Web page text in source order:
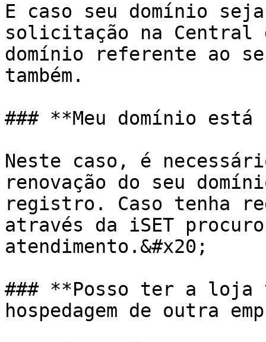
E caso seu domínio
solicitação na Central
domínio referente ao
também.
### **Meu domínio
Neste caso, é
renovação do seu
registro. Caso tenha
através da iSET
atendimento.&#x20;
### **Posso ter a
hospedagem de outra